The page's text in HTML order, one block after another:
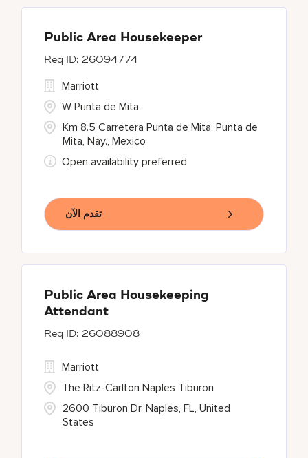
Public Area Housekeeper
26094774
Km 8.5 Carretera Punta de Mita, Punta de
Mita, Nay., Mexico
Marriott
W Punta de Mita
Open availability preferred
تقدم الآن
Public Area Housekeeping
Attendant
26088908
2600 Tiburon Dr, Naples, FL, United
States
Marriott
The Ritz-Carlton Naples Tiburon